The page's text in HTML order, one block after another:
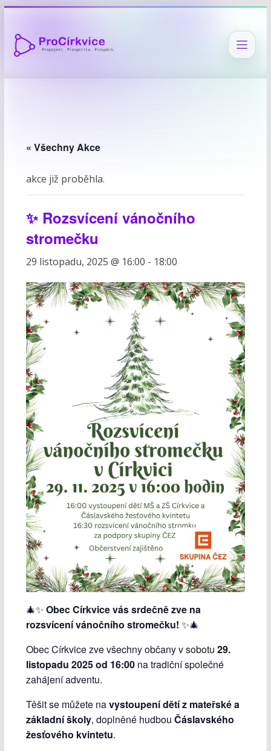
obsah
« Všechny Akce
akce již proběhla.
✨ Rozsvícení vánočního
stromečku
29 listopadu, 2025 @ 16:00 - 18:00
🎄✨ Obec Církvice vás srdečně zve na
rozsvícení vánočního stromečku! ✨🎄
Obec Církvice zve všechny občany v sobotu 29.
listopadu 2025 od 16:00na tradiční společné
zahájení adventu.
Těšit se můžete navystoupení dětí z mateřské a
základní školy, doplněné hudbou Čáslavského
žesťového kvintetu.